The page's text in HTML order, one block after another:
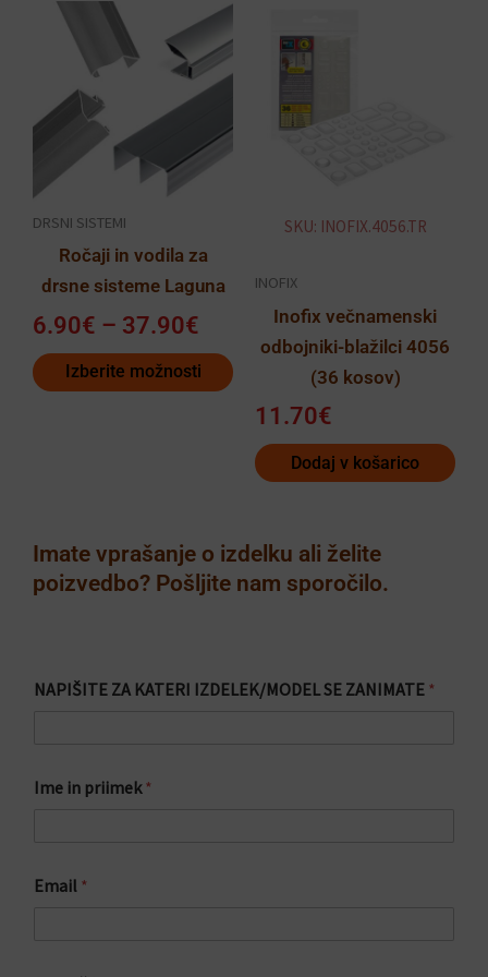
DRSNI SISTEMI
Ročaji in vodila za
drsne sisteme Laguna
6.90€ – 37.90€
Cenovni
razpon:
od
do
37.90€
Izberite možnosti
izdelek
več
Možnosti
lahko
izberete
strani
izdelka
SKU: INOFIX.4056.TR
INOFIX
Inofix večnamenski
odbojniki-blažilci 4056
(36 kosov)
11.70€
Dodaj v košarico
Imate vprašanje o izdelku ali želite
poizvedbo? Pošljite nam sporočilo.
Z
E
K
D
NAPIŠITE ZA KATERI IZDELEK/MODEL SE ZANIMATE *
Ime in priimek*
Email *